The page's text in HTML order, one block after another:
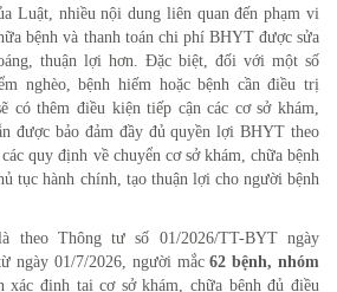
Luật, nhiều nội dung liên quan đến phạm vi
bệnh và thanh toán chi phí BHYT được sửa
thuận lợi hơn. Đặc biệt, đối với một số
nghèo, bệnh hiếm hoặc bệnh cần điều trị
có thêm điều kiện tiếp cận các cơ sở khám,
được bảo đảm đầy đủ quyền lợi BHYT theo
quy định về chuyển cơ sở khám, chữa bệnh
tục hành chính, tạo thuận lợi cho người bệnh
theo Thông tư số 01/2026/TT-BYT ngày
ngày 01/7/2026, người mắc62 bệnh, nhóm
xác định tại cơ sở khám, chữa bệnh đủ điều